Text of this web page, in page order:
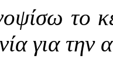
το
για